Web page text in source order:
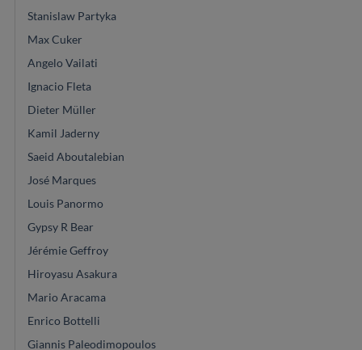
Stanislaw Partyka
Max Cuker
Angelo Vailati
Ignacio Fleta
Dieter Müller
Kamil Jaderny
Saeid Aboutalebian
José Marques
Louis Panormo
Gypsy R Bear
Jérémie Geffroy
Hiroyasu Asakura
Mario Aracama
Enrico Bottelli
Giannis Paleodimopoulos